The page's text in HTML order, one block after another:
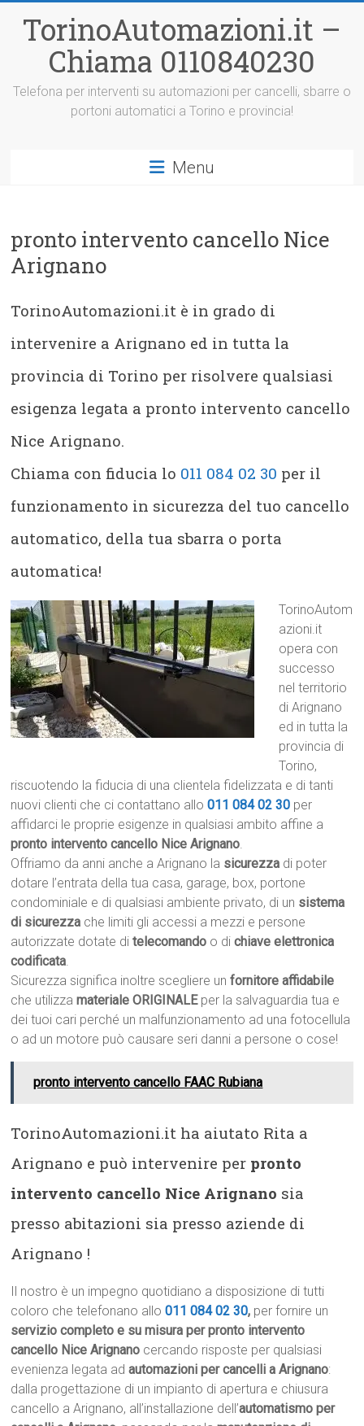
contenuto
TorinoAutomazioni.it –
Chiama 0110840230
Telefona per interventi su automazioni per cancelli, sbarre o
portoni automatici a Torino e provincia!
Menu
pronto intervento cancello Nice
Arignano
TorinoAutomazioni.it è in grado di
intervenire a Arignano ed in tutta la
provincia di Torino per risolvere qualsiasi
esigenza legata a pronto intervento cancello
Nice Arignano.
Chiama con fiducia lo 011 084 02 30 per il
funzionamento in sicurezza del tuo cancello
automatico, della tua sbarra o porta
automatica!
TorinoAutom
azioni.it
opera con
successo
nel territorio
di Arignano
ed in tutta la
provincia di
Torino,
riscuotendo la fiducia di una clientela fidelizzata e di tanti
nuovi clienti che ci contattano allo011 084 02 30 per
affidarci le proprie esigenze in qualsiasi ambito affine a
pronto intervento cancello Nice Arignano.
Offriamo da anni anche a Arignano la sicurezza di poter
dotare l’entrata della tua casa, garage, box, portone
condominiale e di qualsiasi ambiente privato, di un sistema
di sicurezza che limiti gli accessi a mezzi e persone
autorizzate dotate ditelecomando o dichiave elettronica
codificata.
Sicurezza significa inoltre scegliere unfornitore affidabile
che utilizza materiale ORIGINALEper la salvaguardia tua e
dei tuoi cari perché un malfunzionamento ad una fotocellula
o ad un motore può causare seri danni a persone o cose!
pronto intervento cancello FAAC Rubiana
TorinoAutomazioni.it ha aiutato Rita a
Arignano e può intervenire per pronto
intervento cancello Nice Arignano sia
presso abitazioni sia presso aziende di
Arignano !
Il nostro è un impegno quotidiano a disposizione di tutti
coloro che telefonano allo011 084 02 30, per fornire un
servizio completo e su misura per pronto intervento
cancello Nice Arignano cercando risposte per qualsiasi
evenienza legata adautomazioni per cancelli a Arignano:
dalla progettazione di un impianto di apertura e chiusura
cancello a Arignano, all’installazione dell’automatismo per